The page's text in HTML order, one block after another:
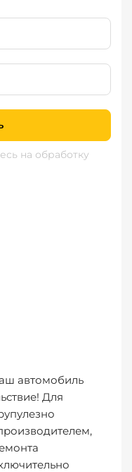
на обработку
автомобиль
Для